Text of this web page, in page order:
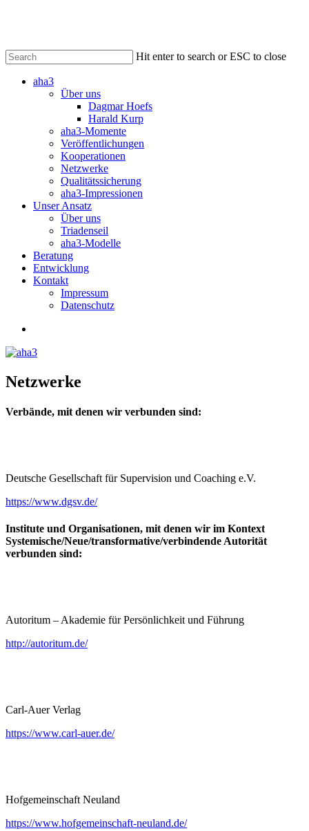
content
Hit enter to search or ESC to close
Searchaha3
Über uns
Dagmar Hoefs
Harald Kurp
aha3-Momente
Veröffentlichungen
Kooperationen
Netzwerke
Qualitätssicherung
aha3-Impressionen
Unser Ansatz
Über uns
Triadenseil
aha3-Modelle
Beratung
Entwicklung
Kontakt
Impressum
Datenschutz
Netzwerke
Verbände, mit denen wir verbunden sind:
Deutsche Gesellschaft für Supervision und Coaching e.V.
https://www.dgsv.de/
Institute und Organisationen, mit denen wir im Kontext
Systemische/Neue/transformative/verbindende Autorität
verbunden sind:
Autoritum – Akademie für Persönlichkeit und Führung
http://autoritum.de/
Carl-Auer Verlag
https://www.carl-auer.de/
Hofgemeinschaft Neuland
https://www.hofgemeinschaft-neuland.de/